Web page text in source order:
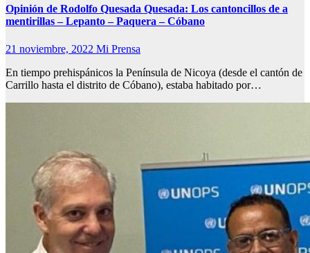
Opinión de Rodolfo Quesada Quesada: Los cantoncillos de a
mentirillas – Lepanto – Paquera – Cóbano
21 noviembre, 2022 Mi Prensa
En tiempo prehispánicos la Península de Nicoya (desde el cantón de
Carrillo hasta el distrito de Cóbano), estaba habitado por…